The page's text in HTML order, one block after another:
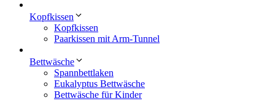
Kopfkissen
Kopfkissen
Paarkissen mit Arm-Tunnel
Bettwäsche
Spannbettlaken
Eukalyptus Bettwäsche
Bettwäsche für Kinder